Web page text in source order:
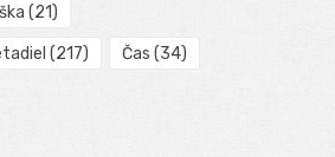
(21)
(217) Čas (34)